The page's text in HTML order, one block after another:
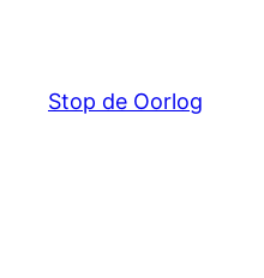
Stop de Oorlog